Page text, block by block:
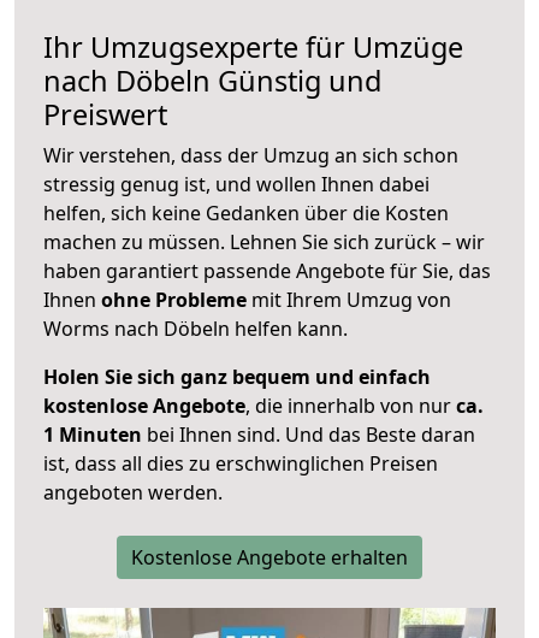
Ihr Umzugsexperte für Umzüge
nach Döbeln Günstig und
Preiswert
Wir verstehen, dass der Umzug an sich schon
stressig genug ist, und wollen Ihnen dabei
helfen, sich keine Gedanken über die Kosten
machen zu müssen. Lehnen Sie sich zurück – wir
haben garantiert passende Angebote für Sie, das
Ihnen ohne Probleme mit Ihrem Umzug von
Worms nach Döbeln helfen kann.
Holen Sie sich ganz bequem und einfach
kostenlose Angebote, die innerhalb von nurca.
1 Minuten bei Ihnen sind. Und das Beste daran
ist, dass all dies zu erschwinglichen Preisen
angeboten werden.
Kostenlose Angebote erhalten